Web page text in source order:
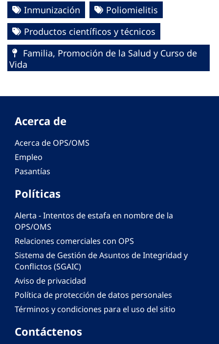
Inmunización
Poliomielitis
Productos científicos y técnicos
Familia, Promoción de la Salud y Curso de
Vida
Acerca de
Acerca de OPS/OMS
Empleo
Pasantías
Políticas
Alerta - Intentos de estafa en nombre de la
OPS/OMS
Relaciones comerciales con OPS
Sistema de Gestión de Asuntos de Integridad y
Conflictos (SGAIC)
Aviso de privacidad
Política de protección de datos personales
Términos y condiciones para el uso del sitio
Contáctenos